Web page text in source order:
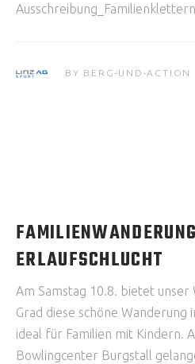
Ausschreibung_Familienklettern
BY BERG-UND-ACTION
FAMILIENWANDERUNG
ERLAUFSCHLUCHT
Am Samstag 10.8. bietet unser
Grad diese schöne Wanderung
ideal für Familien mit Kindern.
Bowlingcenter Burgstall